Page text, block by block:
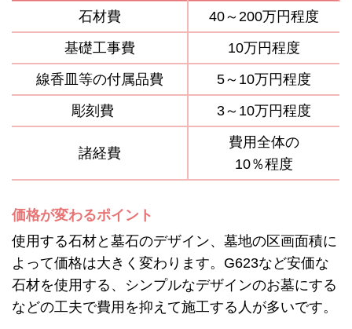
石材費
40～200万円程度
基礎工事費
10万円程度
線香皿等の付属品費
5～10万円程度
彫刻費
3～10万円程度
諸経費
費用全体の
10％程度
価格が変わるポイント
使用する石材と墓石のデザイン、墓地の区画面積に
よって価格は大きく変わります。G623など安価な
石材を使用する、シンプルなデザインのお墓にする
などの工夫で費用を抑えて施工する人が多いです。